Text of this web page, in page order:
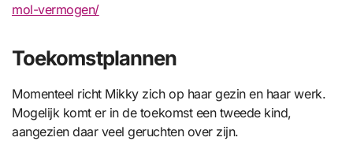
mol-vermogen/
Toekomstplannen
Momenteel richt Mikky zich op haar gezin en haar werk.
Mogelijk komt er in de toekomst een tweede kind,
aangezien daar veel geruchten over zijn.